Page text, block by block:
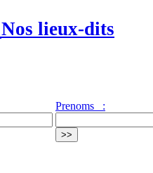
Nos lieux-dits
Prenoms :